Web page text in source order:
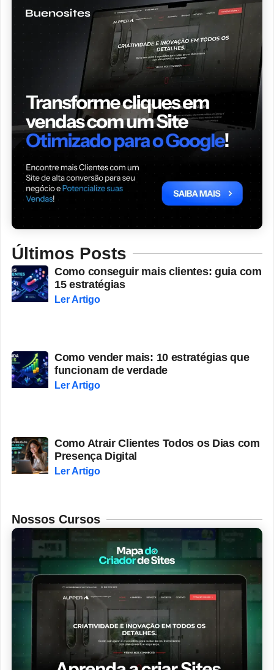
Últimos Posts
Como conseguir mais clientes: guia com
15 estratégias
Ler Artigo
Como vender mais: 10 estratégias que
funcionam de verdade
Ler Artigo
Como Atrair Clientes Todos os Dias com
Presença Digital
Ler Artigo
Nossos Cursos